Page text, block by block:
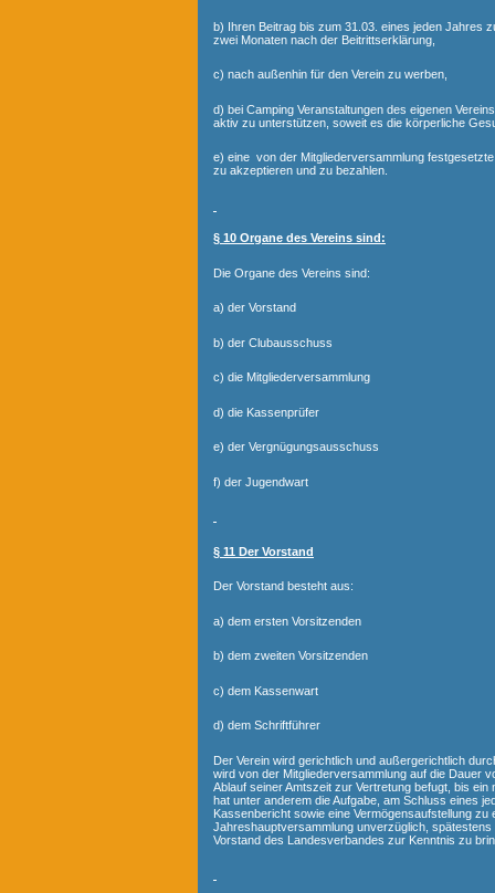
b) Ihren Beitrag bis zum 31.03. eines jeden Jahres
zwei Monaten nach der Beitrittserklärung,
c) nach außenhin für den Verein zu werben,
d) bei Camping Veranstaltungen des eigenen
aktiv zu unterstützen, soweit es die körperliche
e) eine von der Mitgliederversammlung
zu akzeptieren und zu bezahlen.
§ 10 Organe des Vereins sind:
Die Organe des Vereins sind:
a) der Vorstand
b) der Clubausschuss
c) die Mitgliederversammlung
d) die Kassenprüfer
e) der Vergnügungsausschuss
f) der Jugendwart
§ 11 Der Vorstand
Der Vorstand besteht aus:
a) dem ersten Vorsitzenden
b) dem zweiten Vorsitzenden
c) dem Kassenwart
d) dem Schriftführer
Der Verein wird gerichtlich und außergerichtlich
wird von der Mitgliederversammlung auf die Dauer
Ablauf seiner Amtszeit zur Vertretung befugt, bis
hat unter anderem die Aufgabe, am Schluss eines
Kassenbericht sowie eine Vermögensaufstellung
Jahreshauptversammlung unverzüglich,
Vorstand des Landesverbandes zur Kenntnis zu